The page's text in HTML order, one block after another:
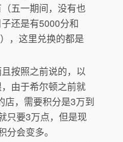
五一期间，没有也
还是有5000分和
，这里兑换的都是
按照之前说的，以
由于希尔顿之前就
店，需要积分是3万到
只要3万点，但是现
会变多。